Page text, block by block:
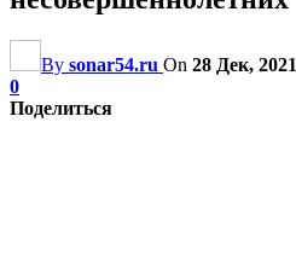
By sonar54.ru On 28 Дек, 2021
0
Поделиться